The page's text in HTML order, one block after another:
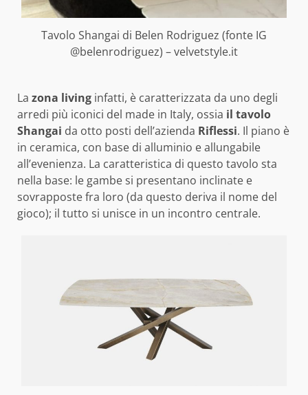
Tavolo Shangai di Belen Rodriguez (fonte IG
@belenrodriguez) – velvetstyle.it
La zona living infatti, è caratterizzata da uno degli
arredi più iconici del made in Italy, ossia il tavolo
Shangai da otto posti dell’azienda Riflessi. Il piano è
in ceramica, con base di alluminio e allungabile
all’evenienza. La caratteristica di questo tavolo sta
nella base: le gambe si presentano inclinate e
sovrapposte fra loro (da questo deriva il nome del
gioco); il tutto si unisce in un incontro centrale.